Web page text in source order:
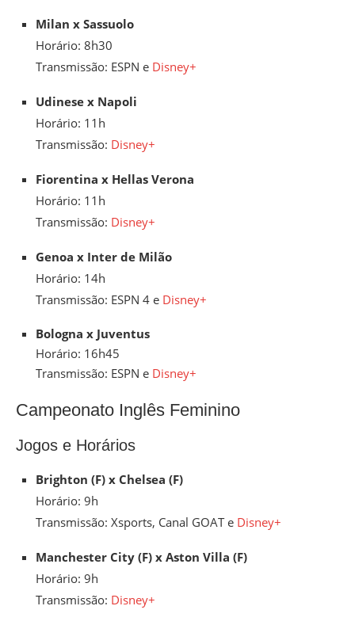
Milan x Sassuolo
Horário: 8h30
Transmissão: ESPN e Disney+
Udinese x Napoli
Horário: 11h
Transmissão: Disney+
Fiorentina x Hellas Verona
Horário: 11h
Transmissão: Disney+
Genoa x Inter de Milão
Horário: 14h
Transmissão: ESPN 4 e Disney+
Bologna x Juventus
Horário: 16h45
Transmissão: ESPN e Disney+
Campeonato Inglês Feminino
Jogos e Horários
Brighton (F) x Chelsea (F)
Horário: 9h
Transmissão: Xsports, Canal GOAT e Disney+
Manchester City (F) x Aston Villa (F)
Horário: 9h
Transmissão: Disney+